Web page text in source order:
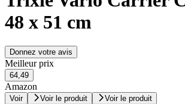
48 x 51 cm
Donnez votre avis
Meilleur prix
64,49
Amazon
Voir Voir le produit Voir le produit